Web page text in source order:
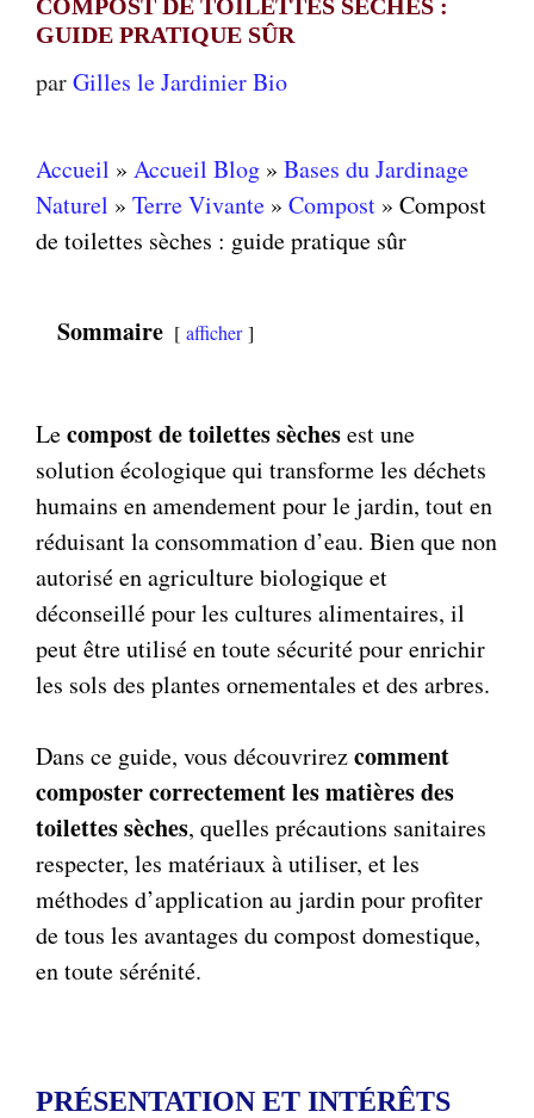
COMPOST DE TOILETTES SÈCHES :
GUIDE PRATIQUE SÛR
parGilles le Jardinier Bio
Accueil » Accueil Blog » Bases du Jardinage
Naturel » Terre Vivante » Compost » Compost
de toilettes sèches : guide pratique sûr
Sommaire afficher
Lecompost de toilettes sèchesest une
solution écologique qui transforme les déchets
humains en amendement pour le jardin, tout en
réduisant la consommation d’eau. Bien que non
autorisé en agriculture biologique et
déconseillé pour les cultures alimentaires, il
peut être utilisé en toute sécurité pour enrichir
les sols des plantes ornementales et des arbres.
Dans ce guide, vous découvrirezcomment
composter correctement les matières des
toilettes sèches, quelles précautions sanitaires
respecter, les matériaux à utiliser, et les
méthodes d’application au jardin pour profiter
de tous les avantages du compost domestique,
en toute sérénité.
PRÉSENTATION ET INTÉRÊTS